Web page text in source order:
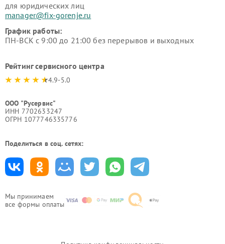
Мы принимаем
все формы оплаты
для юридических лиц
manager@fix-gorenje.ru
График работы:
ПН-ВСК с 9:00 до 21:00 без перерывов и выходных
Рейтинг сервисного центра
4.9-5.0
ООО "Русервис"
ИНН 7702633247
ОГРН 1077746335776
Поделиться в соц. сетях: